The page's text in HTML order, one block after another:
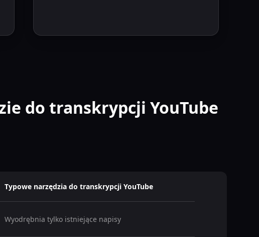
do transkrypcji YouTube
Typowe narzędzia do transkrypcji YouTube
Wyodrębnia tylko istniejące napisy